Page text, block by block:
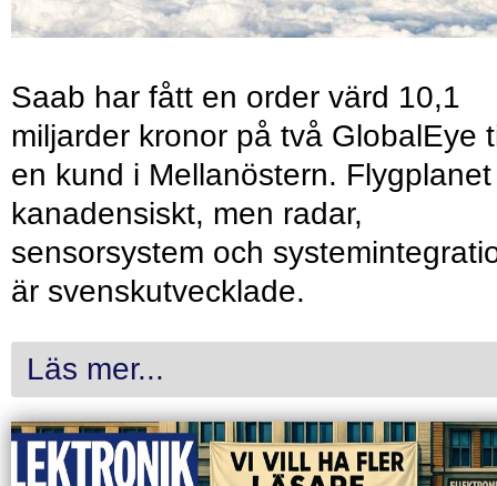
Saab har fått en order värd 10,1
miljarder kronor på två GlobalEye
en kund i Mellanöstern.
kanadensiskt, men radar,
sensorsystem och
är svenskutvecklade.
Läs mer...